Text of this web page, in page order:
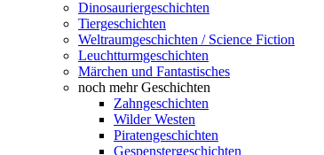
Dinosauriergeschichten
Tiergeschichten
Weltraumgeschichten / Science Fiction
Leuchtturmgeschichten
Märchen und Fantastisches
noch mehr Geschichten
Zahngeschichten
Wilder Westen
Piratengeschichten
Gespenstergeschichten